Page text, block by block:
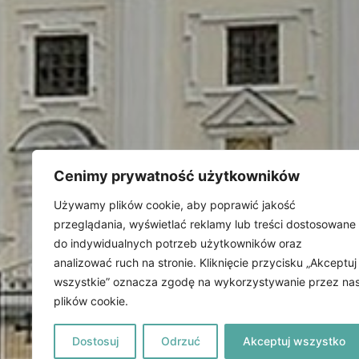
Cenimy prywatność użytkowników
Używamy plików cookie, aby poprawić jakość
przeglądania, wyświetlać reklamy lub treści dostosowane
do indywidualnych potrzeb użytkowników oraz
analizować ruch na stronie. Kliknięcie przycisku „Akceptuj
wszystkie” oznacza zgodę na wykorzystywanie przez
plików cookie.
Dostosuj Odrzuć Akceptuj wszystko